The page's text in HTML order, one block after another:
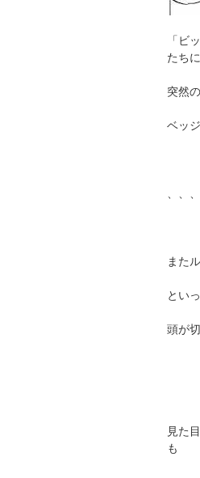
「ビ
たち
突然
ベッ
、、
また
とい
頭が
見た
も